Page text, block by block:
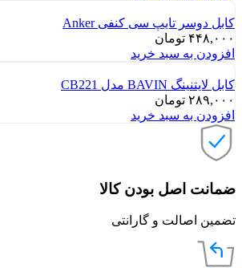
کابل دوسر تایپ سی کنفی Anker
۴۴۸,۰۰۰ تومان
افزودن به سبد خرید
کابل لایتنینگ BAVIN مدل CB221
۲۸۹,۰۰۰ تومان
افزودن به سبد خرید
ضمانت اصل بودن کالا
تضمین اصالت و گارانتی